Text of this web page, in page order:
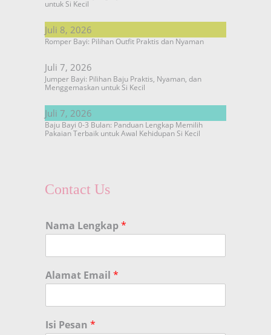
untuk Si Kecil
Juli 8, 2026
Romper Bayi: Pilihan Outfit Praktis dan Nyaman
Juli 7, 2026
Jumper Bayi: Pilihan Baju Praktis, Nyaman, dan
Menggemaskan untuk Si Kecil
Juli 7, 2026
Baju Bayi 0-3 Bulan: Panduan Lengkap Memilih
Pakaian Terbaik untuk Awal Kehidupan Si Kecil
Contact Us
Nama Lengkap*
Alamat Email *
Isi Pesan *